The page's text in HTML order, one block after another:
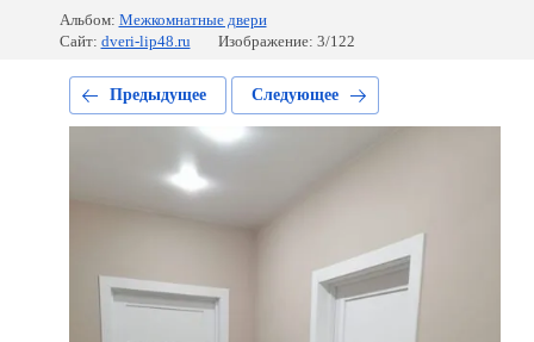
Альбом: Межкомнатные двери
Сайт: dveri-lip48.ru Изображение: 3/122
Предыдущее Следующее